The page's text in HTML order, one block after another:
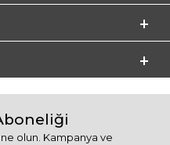
olun. Kampanya ve